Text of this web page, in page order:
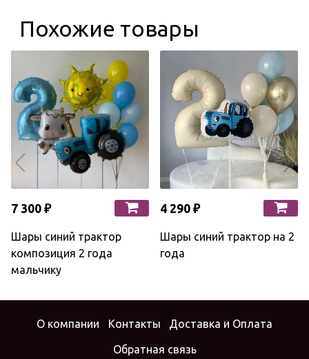
Похожие товары
7 300 ₽
Шары синий трактор
композиция 2 года
мальчику
4 290 ₽
Шары синий трактор на 2
года
О компании Контакты Доставка и Оплата
Обратная связь